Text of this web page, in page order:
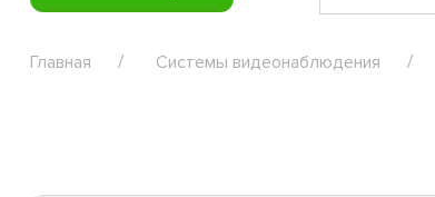
Главная Системы видеонаблюдения